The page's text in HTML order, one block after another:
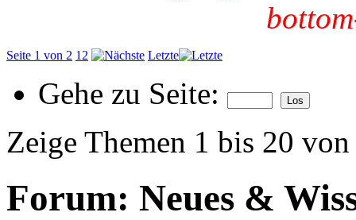
Seite 1 von 2 1 2 Letzte
Gehe zu Seite:
Zeige Themen 1 bis 20
Forum: Neues &